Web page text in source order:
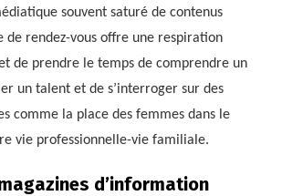
souvent saturé de contenus
de rendez-vous offre une respiration
de prendre le temps de comprendre un
un talent et de s’interroger sur des
comme la place des femmes dans le
vie professionnelle-vie familiale.
d’information